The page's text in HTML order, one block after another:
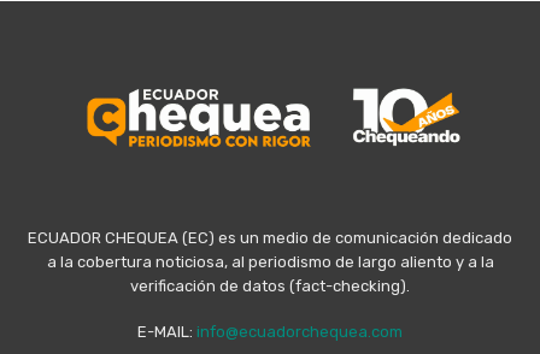
ECUADOR CHEQUEA (EC) es un medio de comunicación dedicado
a la cobertura noticiosa, al periodismo de largo aliento y a la
verificación de datos (fact-checking).
E-MAIL: info@ecuadorchequea.com